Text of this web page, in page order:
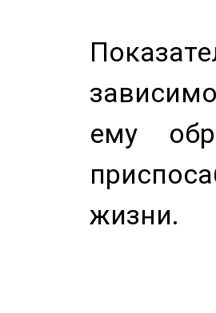
ему
жизни.